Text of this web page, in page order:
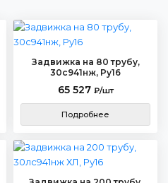
Задвижка на 80 трубу,
30с941нж, Ру16
65 527 ₽/шт
Подробнее